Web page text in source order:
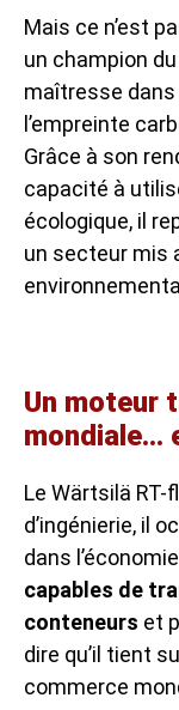
Mais ce n’est
un champion
maîtresse dans
l’empreinte
Grâce à son
capacité à
écologique, il
un secteur mis
Un moteur
mondiale…
Le Wärtsilä RT-
d’ingénierie, il
dans
capables de
conteneurs et
dire qu’il tient
commerce